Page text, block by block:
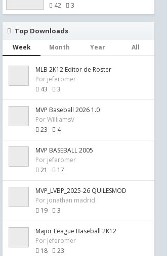
42
3
Top Downloads
Week Month Year All
MLB 2K12 Editor de Roster
Por jeferomer
43
3
MVP Baseball 2026 1.0
PorWilliamsV
23
4
MVP BASEBALL 2005
Por jeferomer
21
17
MVP_LVBP_2025-26 QUILESMOD
Por jonathan madrid
19
3
Major League Baseball 2K12
Por jeferomer
18
23